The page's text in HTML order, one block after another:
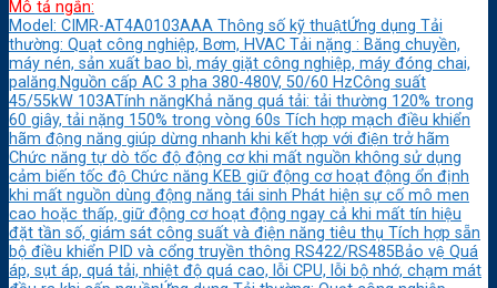
Mô tả ngắn:
Model: CIMR-AT4A0103AAA Thông số kỹ thuậtỨng dụng Tải
thường: Quạt công nghiệp, Bơm, HVAC Tải nặng : Băng chuyền,
máy nén, sản xuất bao bì, máy giặt công nghiệp, máy đóng chai,
palăng.Nguồn cấp AC 3 pha 380-480V, 50/60 HzCông suất
45/55kW 103ATính năngKhả năng quá tải: tải thường 120% trong
60 giây, tải nặng 150% trong vòng 60s Tích hợp mạch điều khiển
hãm động năng giúp dừng nhanh khi kết hợp với điện trở hãm
Chức năng tự dò tốc độ động cơ khi mất nguồn không sử dụng
cảm biến tốc độ Chức năng KEB giữ động cơ hoạt động ổn định
khi mất nguồn dùng động năng tái sinh Phát hiện sự cố mô men
cao hoặc thấp, giữ động cơ hoạt động ngay cả khi mất tín hiệu
đặt tần số, giám sát công suất và điện năng tiêu thụ Tích hợp sẵn
bộ điều khiển PID và cổng truyền thông RS422/RS485Bảo vệ Quá
áp, sụt áp, quá tải, nhiệt độ quá cao, lỗi CPU, lỗi bộ nhớ, chạm mát